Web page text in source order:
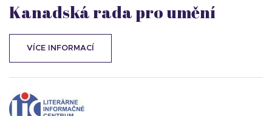
Kanadská rada pro umění
VÍCE INFORMACÍ